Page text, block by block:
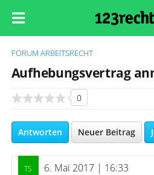
FORUM ARBEITSRECHT
Aufhebungsvertrag
0
Antworten Neuer Beitrag
6. Mai 2017 | 16:33